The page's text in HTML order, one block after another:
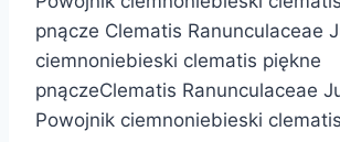
pnącze Clematis Ranunculaceae
ciemnoniebieski clematis piękne
pnączeClematis Ranunculaceae
Powojnik ciemnoniebieski